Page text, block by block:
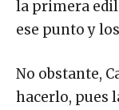
la primera
ese punto y
No obstante,
hacerlo, pues